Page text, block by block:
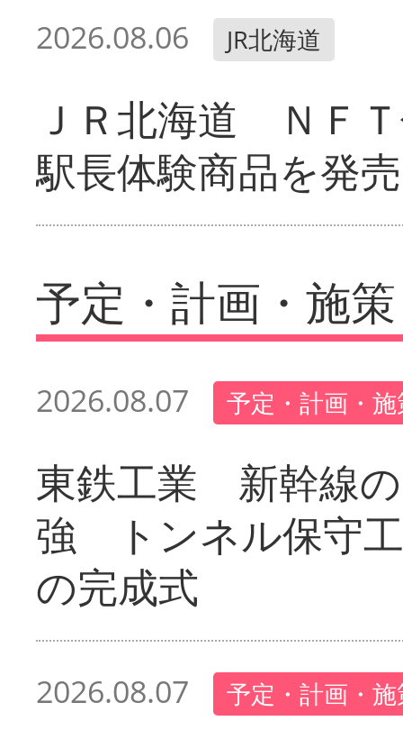
2026.08.06 JR北海道
ＪＲ北海道 ＮＦ
駅長体験商品を発売
予定・計画・施策
2026.08.07 予定・計画・
東鉄工業 新幹線
強 トンネル保守
の完成式
2026.08.07 予定・計画・